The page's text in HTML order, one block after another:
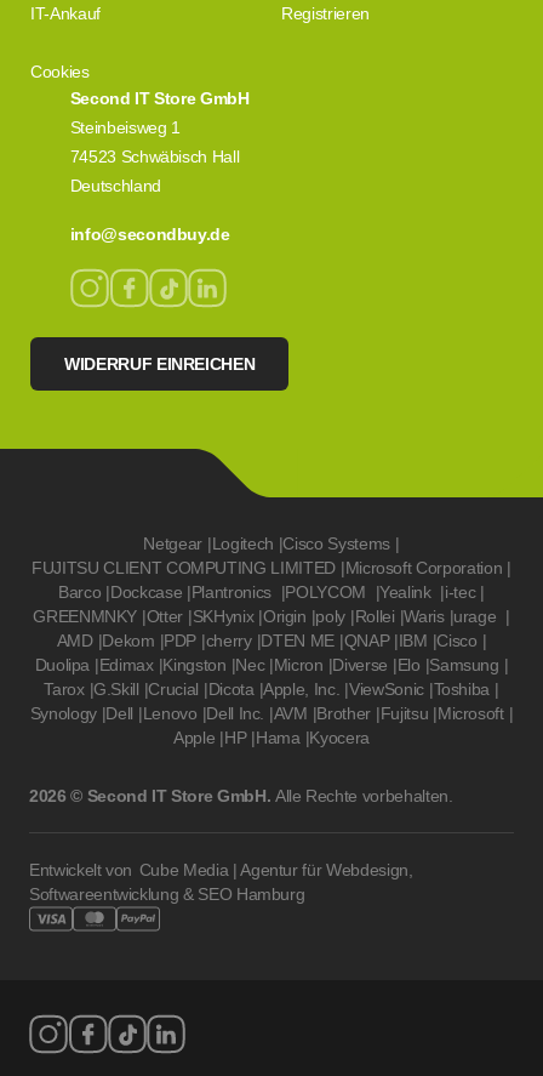
Second IT Store GmbH
Steinbeisweg 1
74523 Schwäbisch Hall
Deutschland
info@secondbuy.de
WIDERRUF EINREICHEN
IT-Ankauf Registrieren
Cookies
Netgear |Logitech |Cisco Systems |
FUJITSU CLIENT COMPUTING LIMITED |Microsoft Corporation |
Barco |Dockcase |Plantronics |POLYCOM |Yealink |i-tec |
GREENMNKY |Otter |SKHynix |Origin |poly |Rollei |Waris |urage |
AMD |Dekom |PDP |cherry |DTEN ME |QNAP |IBM |Cisco |
Duolipa |Edimax |Kingston |Nec |Micron |Diverse |Elo |Samsung |
Tarox |G.Skill |Crucial |Dicota |Apple, Inc. |ViewSonic |Toshiba |
Synology |Dell |Lenovo |Dell Inc. |AVM |Brother |Fujitsu |Microsoft |
Apple |HP |Hama |Kyocera
2026 © Second IT Store GmbH. Alle Rechte vorbehalten.
Entwickelt von Cube Media | Agentur für Webdesign,
Softwareentwicklung & SEO Hamburg